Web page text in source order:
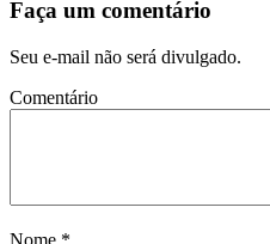
Faça um comentário
Seu e-mail não será divulgado.
Comentário
Nome *